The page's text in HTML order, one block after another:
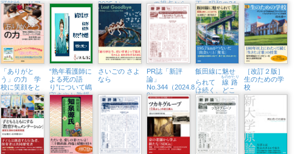
可能性 リア
ルな生活に根
ざす教育へ
2025.1）
ーの視点から
正・昭和の34
編
「ありがと
う」の力 学
校に笑顔をと
どけるウェル
ビーイング日
記
“熟年看護師に
よる死の語
り”について嶋
守さやか教授
がインタビュ
ーに
さいごの さよ
なら
PR誌「新評
論」
No.344（2024.8・
9）
飯田線に魅せ
られて 線路
ものがたり
は続く、どこ
までも
［改訂２版］
生のための学
校